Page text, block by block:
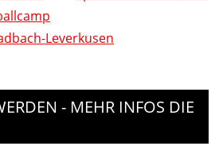
- MEHR INFOS DIE